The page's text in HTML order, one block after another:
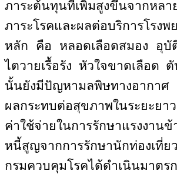
ภาระต้นทุนที่เพิ่มสูงขึ้นจากห
ภาระโรคและผลต่อบริการโรงพ
หลัก คือ หลอดเลือดสมอง อุบั
ไตวายเรื้อรัง หัวใจขาดเลือด
นั้นยังมีปัญหามลพิษทางอากาศ
ผลกระทบต่อสุขภาพในระยะยา
ค่าใช้จ่ายในการรักษาแรงงาน
หนี้สูญจากการรักษานักท่องเที่ย
กรมควบคุมโรคได้ดำเนินมาตร